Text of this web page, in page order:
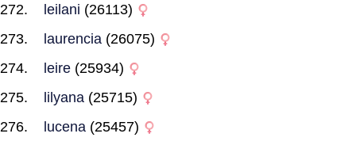
leilani (26113)
laurencia (26075)
leire (25934)
lilyana (25715)
lucena (25457)